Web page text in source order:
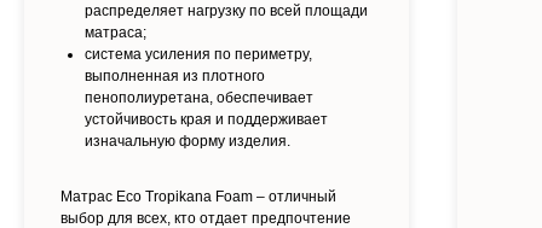
распределяет нагрузку по всей площади
матраса;
система усиления по периметру,
выполненная из плотного
пенополиуретана, обеспечивает
устойчивость края и поддерживает
изначальную форму изделия.
Матрас Eco Tropikana Foam – отличный
выбор для всех, кто отдает предпочтение